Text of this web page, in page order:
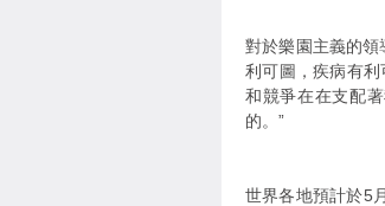
對於樂園主義的領
利可圖，疾病有
和競爭在在支配
的。”
世界各地預計於5